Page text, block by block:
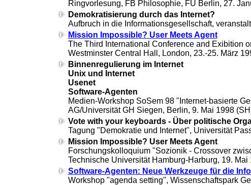
Ringvorlesung, FB Philosophie, FU Berlin, 27.
Demokratisierung durch das Internet?
Aufbruch in die Informationsgesellschaft,
Mission Impossible? User Meets Agent
The Third International Conference and Exibition
Westminster Central Hall, London, 23.-25. März
Binnenregulierung im Internet
Unix und Internet
Usenet
Software-Agenten
Medien-Workshop SoSem 98 "Internet-basierte
AG/Universität GH Siegen, Berlin, 9. Mai 1998
Vote with your keyboards - Über politische
Tagung "Demokratie und Internet", Universität
Mission Impossible? User Meets Agent
Forschungskolloquium "Sozionik - Crossover
Technische Universität Hamburg-Harburg, 19.
Software-Agenten: Neue Werkzeuge für die
Workshop "agenda setting", Wissenschaftspark